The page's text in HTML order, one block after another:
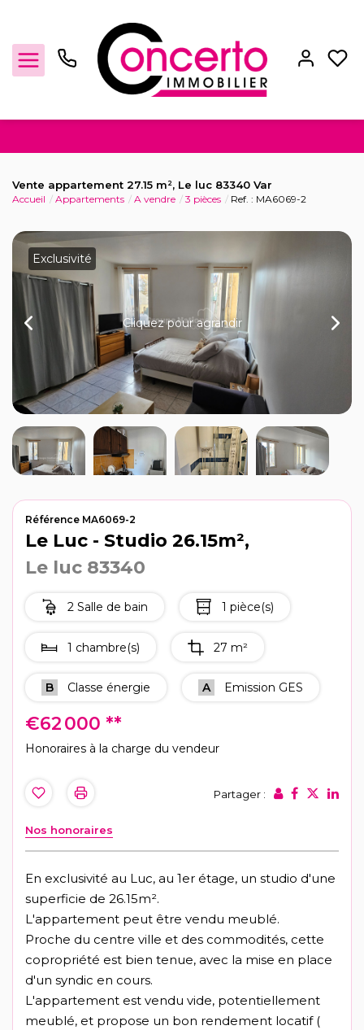
Location
Gestion locative
Locaux Professionnels
Estimation
Recrutement
Notre agence
Vente appartement 27.15 m², Le luc 83340 Var
Accueil Appartements A vendre 3 pièces Ref. : MA6069-2
Exclusivité
Cliquez pour agrandir
Référence MA6069-2
Le Luc - Studio 26.15m²,
Le luc 83340
2 Salle de bain 1 pièce(s)
1 chambre(s) 27 m²
B Classe énergie A Emission GES
€62 000 **
Honoraires à la charge du vendeur
Partager :
Nos honoraires
En exclusivité au Luc, au 1er étage, un studio d'une
superficie de 26.15m².
L'appartement peut être vendu meublé.
Proche du centre ville et des commodités, cette
copropriété est bien tenue, avec la mise en place
d'un syndic en cours.
L'appartement est vendu vide, potentiellement
meublé, et propose un bon rendement locatif (